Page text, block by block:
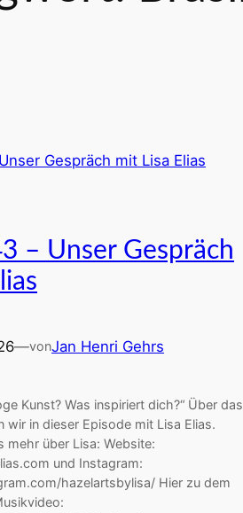
– Unser Gespräch
—vonJan Henri Gehrs
Kunst? Was inspiriert dich?“ Über das
wir in dieser Episode mit Lisa Elias.
mehr über Lisa: Website:
und Instagram:
hazelartsbylisa/ Hier zu dem